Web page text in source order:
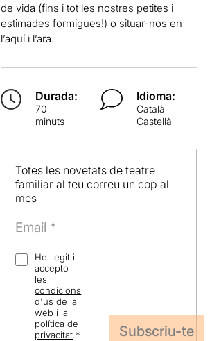
de vida (fins i tot les nostres petites i
estimades formigues!) o situar-nos en
l’aquí i l’ara.
Durada:
70
minuts
Idioma:
Català
Castellà
Totes les novetats de teatre
familiar al teu correu un cop al
mes
He llegit i
accepto
les
condicions
d'ús de la
web i la
política de
privacitat.*